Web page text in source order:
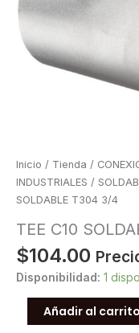
Inicio / Tienda /
INDUSTRIALES /
SOLDABLE T304 3/4
TEE C10
$104.00
Disponibilidad: 1
C10
Añadir al carrito